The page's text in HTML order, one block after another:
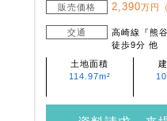
販売価格 2,390万円
交通
高崎線『熊
徒歩9分 他
土地面積
114.97m²